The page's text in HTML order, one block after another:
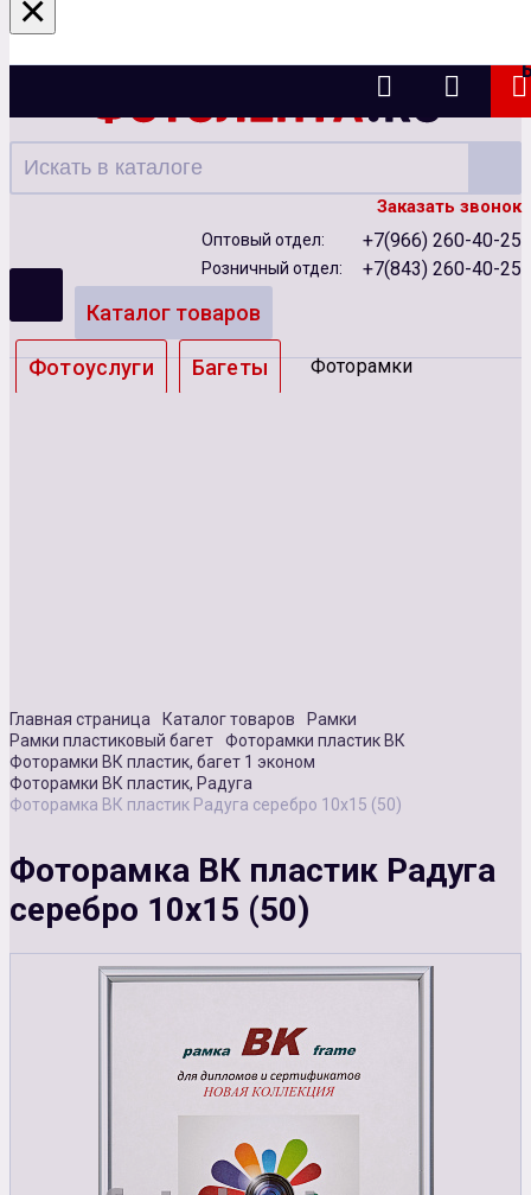
Казань
Заказать звонок
Оптовый отдел: +7(966) 260-40-25
Розничный отдел: +7(843) 260-40-25
Каталог товаров
Фотоуслуги Багеты Фоторамки
Главная страница Каталог товаров
Рамки
Рамки пластиковый багет
Фоторамки пластик ВК
Фоторамки ВК пластик, багет 1 эконом
Фоторамки ВК пластик, Радуга
Фоторамка ВК пластик Радуга серебро 10х15 (50)
Фоторамка ВК пластик Радуга
серебро 10х15 (50)
×